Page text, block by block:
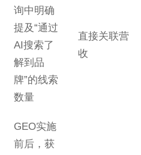
询中明确
提及“通过
AI搜索了
解到品
牌”的线索
数量
直接关联营
收
GEO实施
前后，获